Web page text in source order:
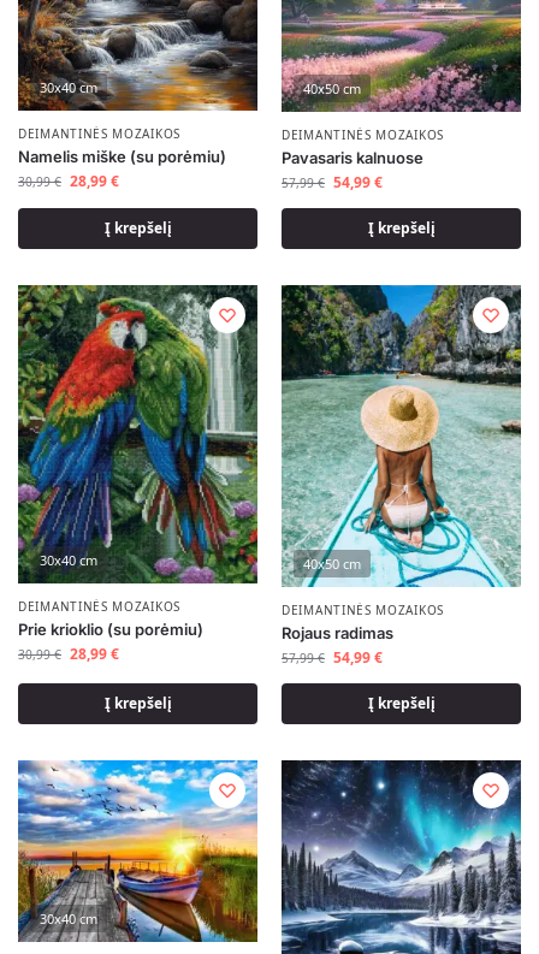
30x40 cm
DEIMANTINĖS MOZAIKOS
Namelis miške (su porėmiu)
30,99€ 28,99€
Į krepšelį
40x50 cm
DEIMANTINĖS MOZAIKOS
Pavasaris kalnuose
57,99€ 54,99€
Į krepšelį
30x40 cm
DEIMANTINĖS MOZAIKOS
Prie krioklio (su porėmiu)
30,99€ 28,99€
Į krepšelį
40x50 cm
DEIMANTINĖS MOZAIKOS
Rojaus radimas
57,99€ 54,99€
Į krepšelį
30x40 cm